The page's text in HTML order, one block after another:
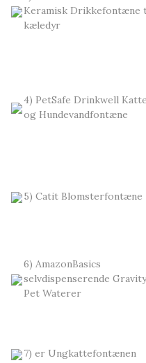
Keramisk Drikkefontæne
kæledyr
4) PetSafe Drinkwell
og Hundevandfontæne
5) Catit Blomsterfontæne
6) AmazonBasics
selvdispenserende Gravity
Pet Waterer
7) er Ungkattefontænen